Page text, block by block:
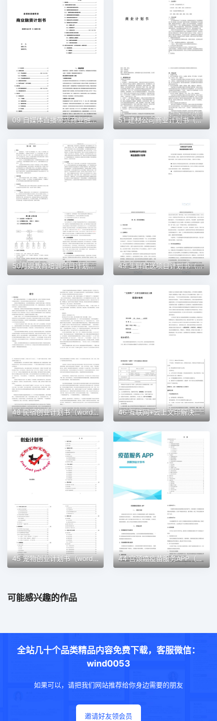
09 自媒体直播带货商业融资计划书（word+ppt配套）创业计划书word模板 51 建材公司商业计划书（word+ppt配套）创业计划书word模板
50月嫂教育培训项目计划书（word＋ppt配套）创业计划书word模板 49 生鲜配送项目计划书（word＋ppt配套）创业计划书word模板
48 民宿创业计划书（word＋ppt配套）创业计划书word模板 46 互联网+云上文印解决方案创业计划书（word＋ppt配套）创业计划书word模板
45 宠物创业计划书（word＋ppt配套）创业计划书word模板 44 宫颈癌疫苗服务APP（word＋ppt配套）创业计划书word模板
可能感兴趣的作品
全站几十个品类精品内容免费下载，客服微信：
wind0053
如果可以，请把我们网站推荐给你身边需要的朋友
邀请好友领会员